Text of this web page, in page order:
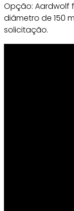
Opção: Aardwolf
diâmetro de 150
solicitação.